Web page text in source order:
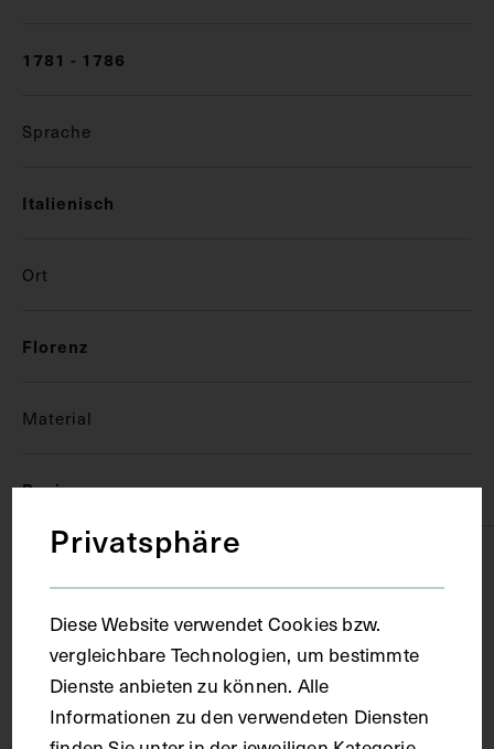
1781 - 1786
Sprache
Italienisch
Ort
Florenz
Material
Papier
Handschrift
Privatsphäre
Diese Website verwendet Cookies bzw.
vergleichbare Technologien, um bestimmte
Dienste anbieten zu können. Alle
Informationen zu den verwendeten Diensten